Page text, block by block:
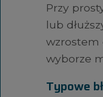
Przy
lub
wzrostem
wyborze
Typowe